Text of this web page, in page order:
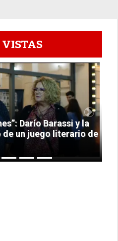
1
Darío Barassi y la
de un juego literario de
Next